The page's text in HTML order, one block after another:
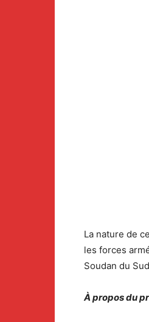
La nature de
les forces
Soudan du
À propos du